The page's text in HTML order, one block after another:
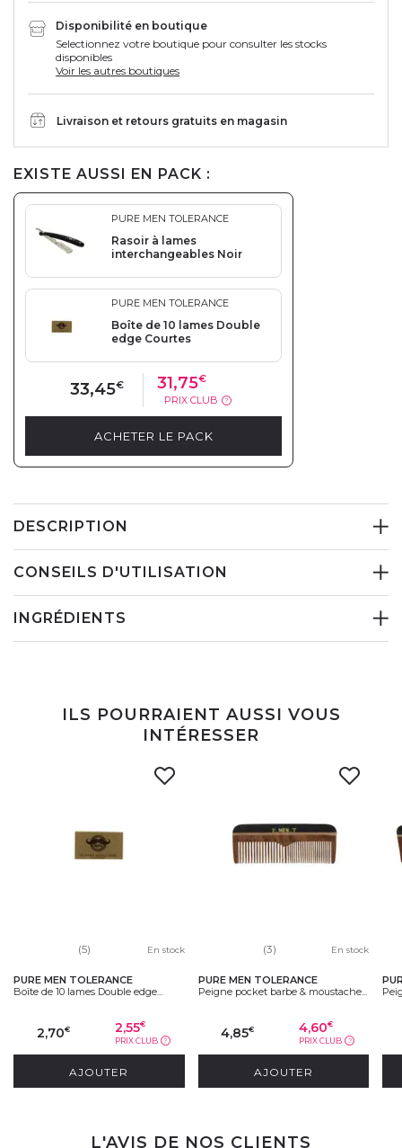
Disponibilité en boutique
Selectionnez votre boutique pour consulter les stocks
disponibles
Voir les autres boutiques
Livraison et retours gratuits en magasin
EXISTE AUSSI EN PACK :
PURE MEN TOLERANCE
Rasoir à lames
interchangeables Noir
PURE MEN TOLERANCE
Boîte de 10 lames Double
edge Courtes
33,45€ 31,75€
PRIX CLUB ?
ACHETER LE PACK
DESCRIPTION
CONSEILS D'UTILISATION
INGRÉDIENTS
ILS POURRAIENT AUSSI VOUS
INTÉRESSER
(5) En stock
PURE MEN TOLERANCE
Boîte de 10 lames Double edge...
2,70€ 2,55€
PRIX CLUB ?
AJOUTER
(3) En stock
PURE MEN TOLERANCE
Peigne pocket barbe & moustache...
4,85€ 4,60€
PRIX CLUB ?
AJOUTER
L'AVIS DE NOS CLIENTS